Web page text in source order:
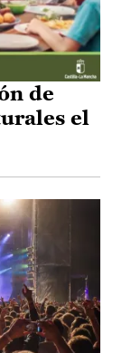
de
el